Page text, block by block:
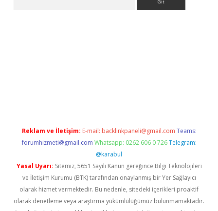
Reklam ve İletişim: E-mail: backlinkpaneli@gmail.com Teams:
forumhizmeti@gmail.com Whatsapp: 0262 606 0 726 Telegram:
@karabul
Yasal Uyarı: Sitemiz, 5651 Sayılı Kanun gereğince Bilgi Teknolojileri
ve İletişim Kurumu (BTK) tarafından onaylanmış bir Yer Sağlayıcı
olarak hizmet vermektedir. Bu nedenle, sitedeki içerikleri proaktif
olarak denetleme veya araştırma yükümlülüğümüz bulunmamaktadır.